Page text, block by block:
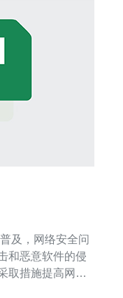
和恶意软件的侵
取措施提高网络